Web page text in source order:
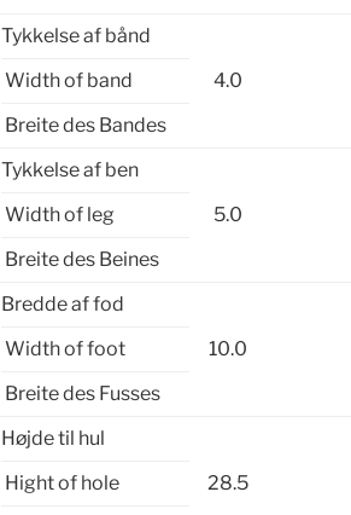
Tykkelse af bånd
4.0
Width of band
Breite des Bandes
Tykkelse af ben
5.0
Width of leg
Breite des Beines
Bredde af fod
10.0
Width of foot
Breite des Fusses
Højde til hul
28.5
Hight of hole